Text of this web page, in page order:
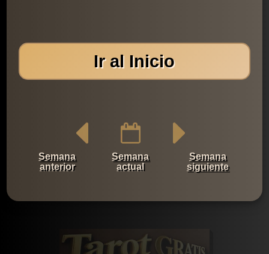
Ir al Inicio
Semana
anterior
Semana
actual
Semana
siguiente